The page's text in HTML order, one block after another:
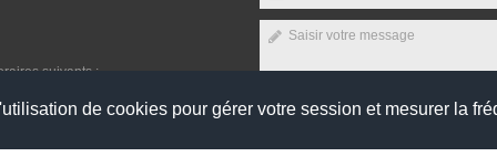
de cookies pour gérer votre session et mesurer la
suivants :